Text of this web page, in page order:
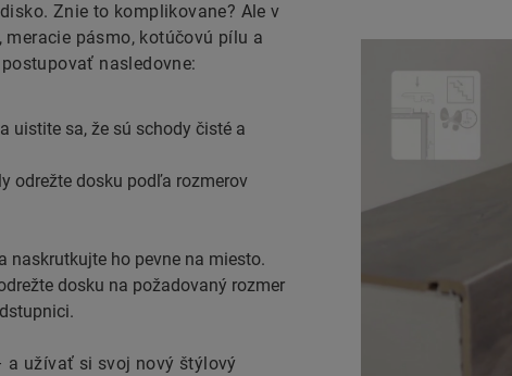
Znie to komplikovane? Ale v
pásmo, kotúčovú pílu a
nasledovne:
uistite sa, že sú schody čisté a
odrežte dosku podľa rozmerov
naskrutkujte ho pevne na miesto.
dosku na požadovaný rozmer
a užívať si svoj nový štýlový